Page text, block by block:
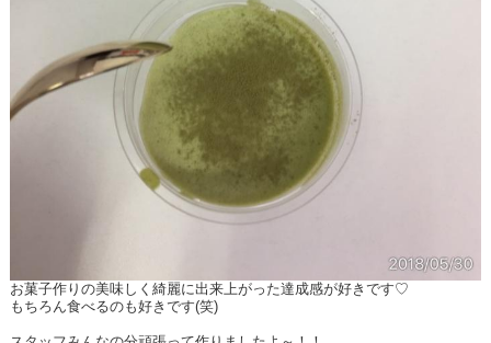
お菓子作りの美味しく綺麗に出来上がった達成感が好きです♡
もちろん食べるのも好きです(笑)